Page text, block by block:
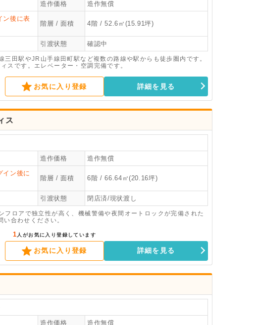
造作価格 造作無償
ン後に表
階層 / 面積 4階 / 52.6㎡(15.91坪)
引渡状態 確認中
田駅やJR山手線田町駅など複数の路線や駅からも徒歩圏内です。
スです。エレベーター・空調完備です。
お気に入り登録 詳細を見る
ス
造作価格 造作無償
イン後に
階層 / 面積 6階 / 66.64㎡(20.16坪)
引渡状態 閉店済/現状渡し
フロアで独立性が高く、機械警備や夜間オートロックが完備された
合わせください。
1 人がお気に入り登録しています
お気に入り登録 詳細を見る
造作価格 造作無償